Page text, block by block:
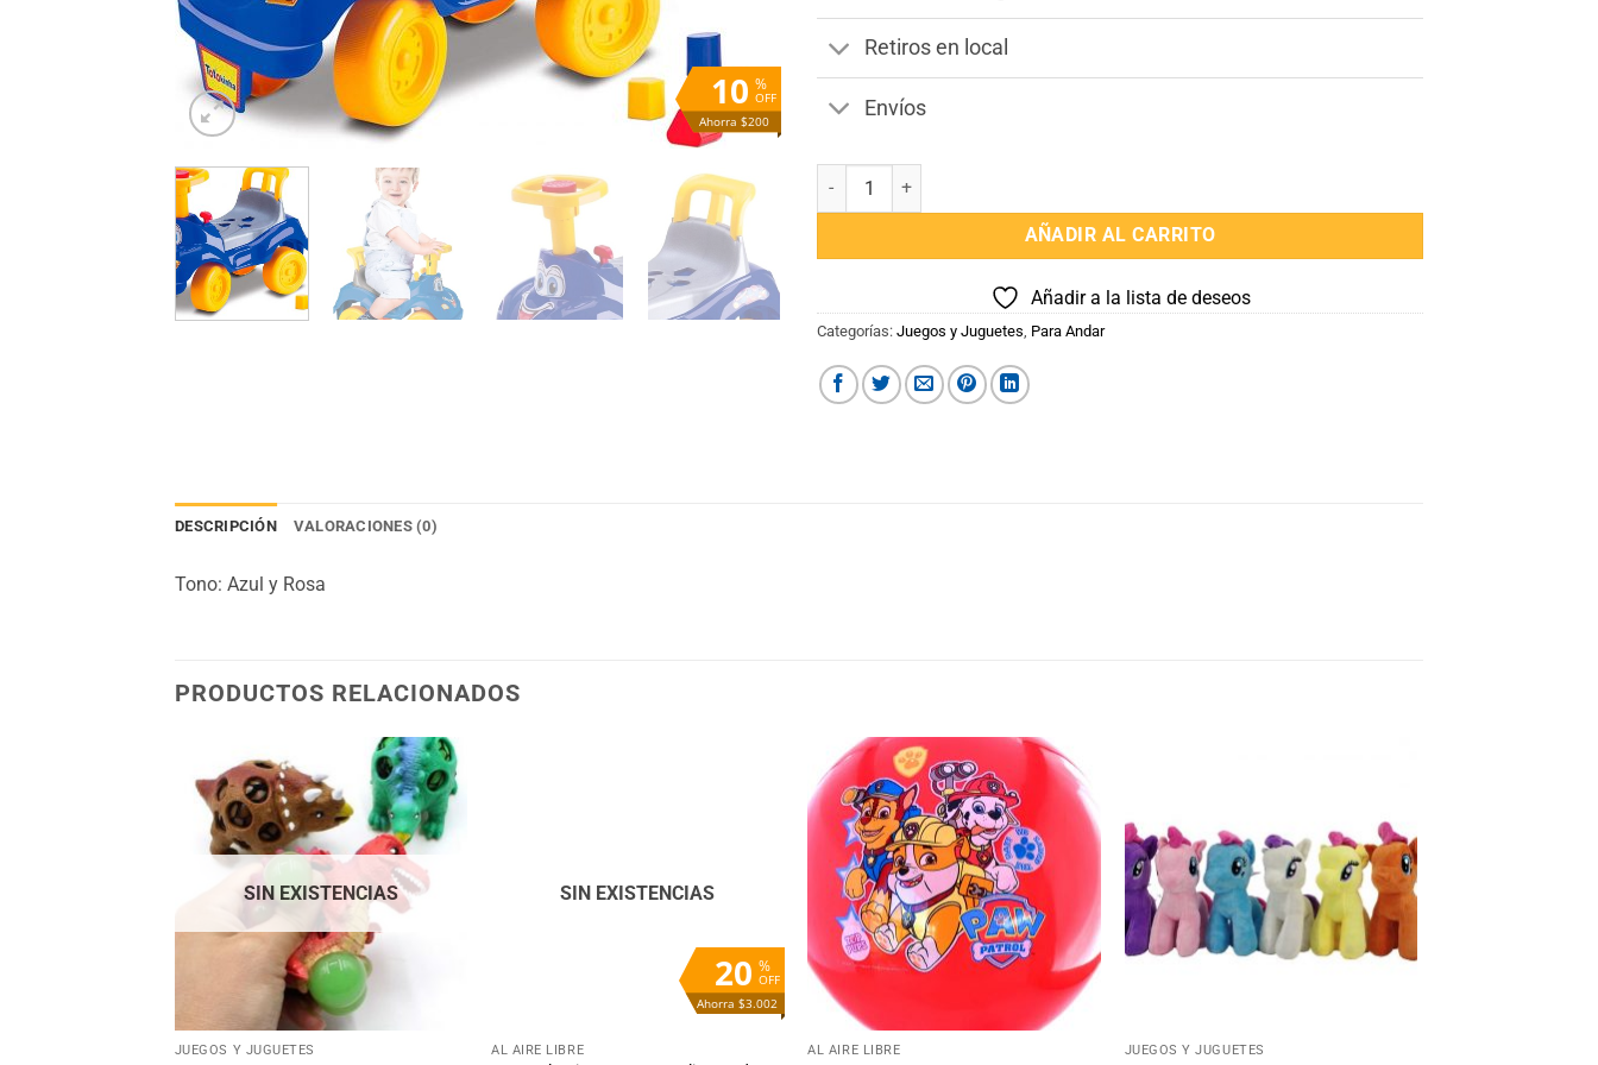
%
OFF
10
Ahorra $200
Retiros en local
Envíos
Buggy Clasico con Bloques Encastre cantidad
AÑADIR AL CARRITO
Añadir a la lista de deseos
Categorías: Juegos y Juguetes, Para Andar
DESCRIPCIÓN VALORACIONES (0)
Tono: Azul y Rosa
PRODUCTOS RELACIONADOS
Añadir
a la
lista
de
deseos
SIN EXISTENCIAS
JUEGOS Y JUGUETES
%
OFF
20
Ahorra $3.002
SIN EXISTENCIAS
AL AIRE LIBRE
Añadir
deseos
+
AL AIRE LIBRE
a la
lista
de
deseos
JUEGOS Y JUGUETES